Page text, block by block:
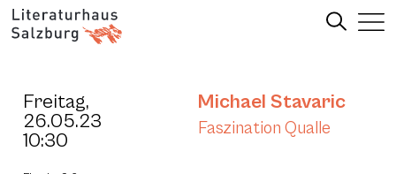
Freitag,
26.05.23
10:30
Michael Stavaric
Faszination Qualle